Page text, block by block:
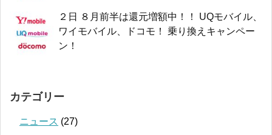
２日 ８月前半は還元増額中！！ UQモバイル、
ワイモバイル、ドコモ！ 乗り換えキャンペー
ン！
カテゴリー
ニュース (27)